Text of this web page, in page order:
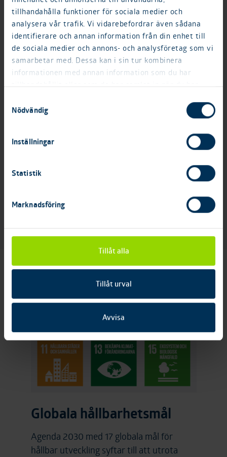
tillhandahålla funktioner för sociala medier och
analysera vår trafik. Vi vidarebefordrar även sådana
identifierare och annan information från din enhet till
de sociala medier och annons- och analysföretag som vi
samarbetar med. Dessa kan i sin tur kombinera
informationen med annan information som du har
Nödvändig
Inställningar
Statistik
Marknadsföring
Tillåt alla
Tillåt urval
Avvisa
övergripande ansvaret för
hållbarhetsfrågor hos Fortinova.
Globala hållbarhetsmål
Agenda 2030 med 17 globala mål för
hållbar utveckling syftar till att utrota